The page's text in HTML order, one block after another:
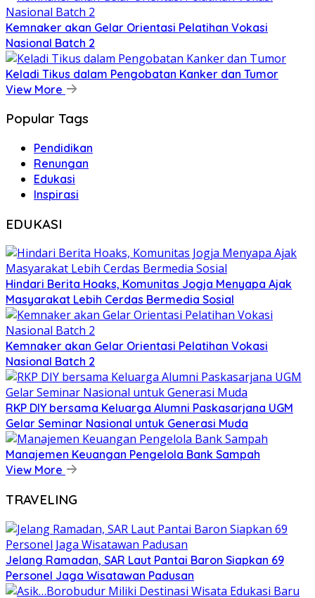
Kemnaker akan Gelar Orientasi Pelatihan Vokasi
Nasional Batch 2
Keladi Tikus dalam Pengobatan Kanker dan Tumor
View More
Popular Tags
Pendidikan
Renungan
Edukasi
Inspirasi
EDUKASI
Hindari Berita Hoaks, Komunitas Jogja Menyapa Ajak
Masyarakat Lebih Cerdas Bermedia Sosial
Kemnaker akan Gelar Orientasi Pelatihan Vokasi
Nasional Batch 2
RKP DIY bersama Keluarga Alumni Paskasarjana UGM
Gelar Seminar Nasional untuk Generasi Muda
Manajemen Keuangan Pengelola Bank Sampah
View More
TRAVELING
Jelang Ramadan, SAR Laut Pantai Baron Siapkan 69
Personel Jaga Wisatawan Padusan